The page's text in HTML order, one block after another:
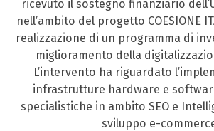
ricevuto il sostegno finanziario
nell’ambito del progetto COESIONE
realizzazione di un programma di
miglioramento della
L’intervento ha riguardato
infrastrutture hardware e
specialistiche in ambito SEO e
sviluppo e-